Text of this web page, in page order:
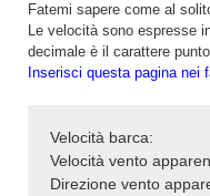
Fatemi sapere come al
Le velocità sono espresse
decimale è il carattere punto
Inserisci questa pagina nei
Velocità barca:
Velocità vento
Direzione vento